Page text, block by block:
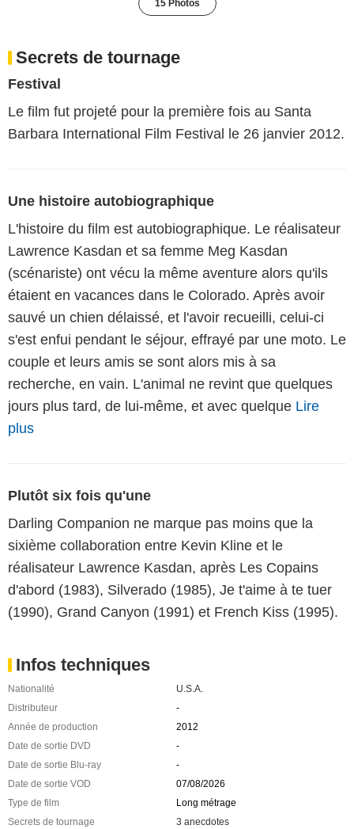
15 Photos
Secrets de tournage
Festival
Le film fut projeté pour la première fois au Santa
Barbara International Film Festival le 26 janvier 2012.
Une histoire autobiographique
L'histoire du film est autobiographique. Le réalisateur
Lawrence Kasdan et sa femme Meg Kasdan
(scénariste) ont vécu la même aventure alors qu'ils
étaient en vacances dans le Colorado. Après avoir
sauvé un chien délaissé, et l'avoir recueilli, celui-ci
s'est enfui pendant le séjour, effrayé par une moto. Le
couple et leurs amis se sont alors mis à sa
recherche, en vain. L'animal ne revint que quelques
jours plus tard, de lui-même, et avec quelque Lire
plus
Plutôt six fois qu'une
Darling Companion ne marque pas moins que la
sixième collaboration entre Kevin Kline et le
réalisateur Lawrence Kasdan, après Les Copains
d'abord (1983), Silverado (1985), Je t'aime à te tuer
(1990), Grand Canyon (1991) et French Kiss (1995).
Infos techniques
Nationalité
U.S.A.
Distributeur
-
Année de production
2012
Date de sortie DVD
-
Date de sortie Blu-ray
-
Date de sortie VOD
07/08/2026
Type de film
Long métrage
Secrets de tournage
3 anecdotes